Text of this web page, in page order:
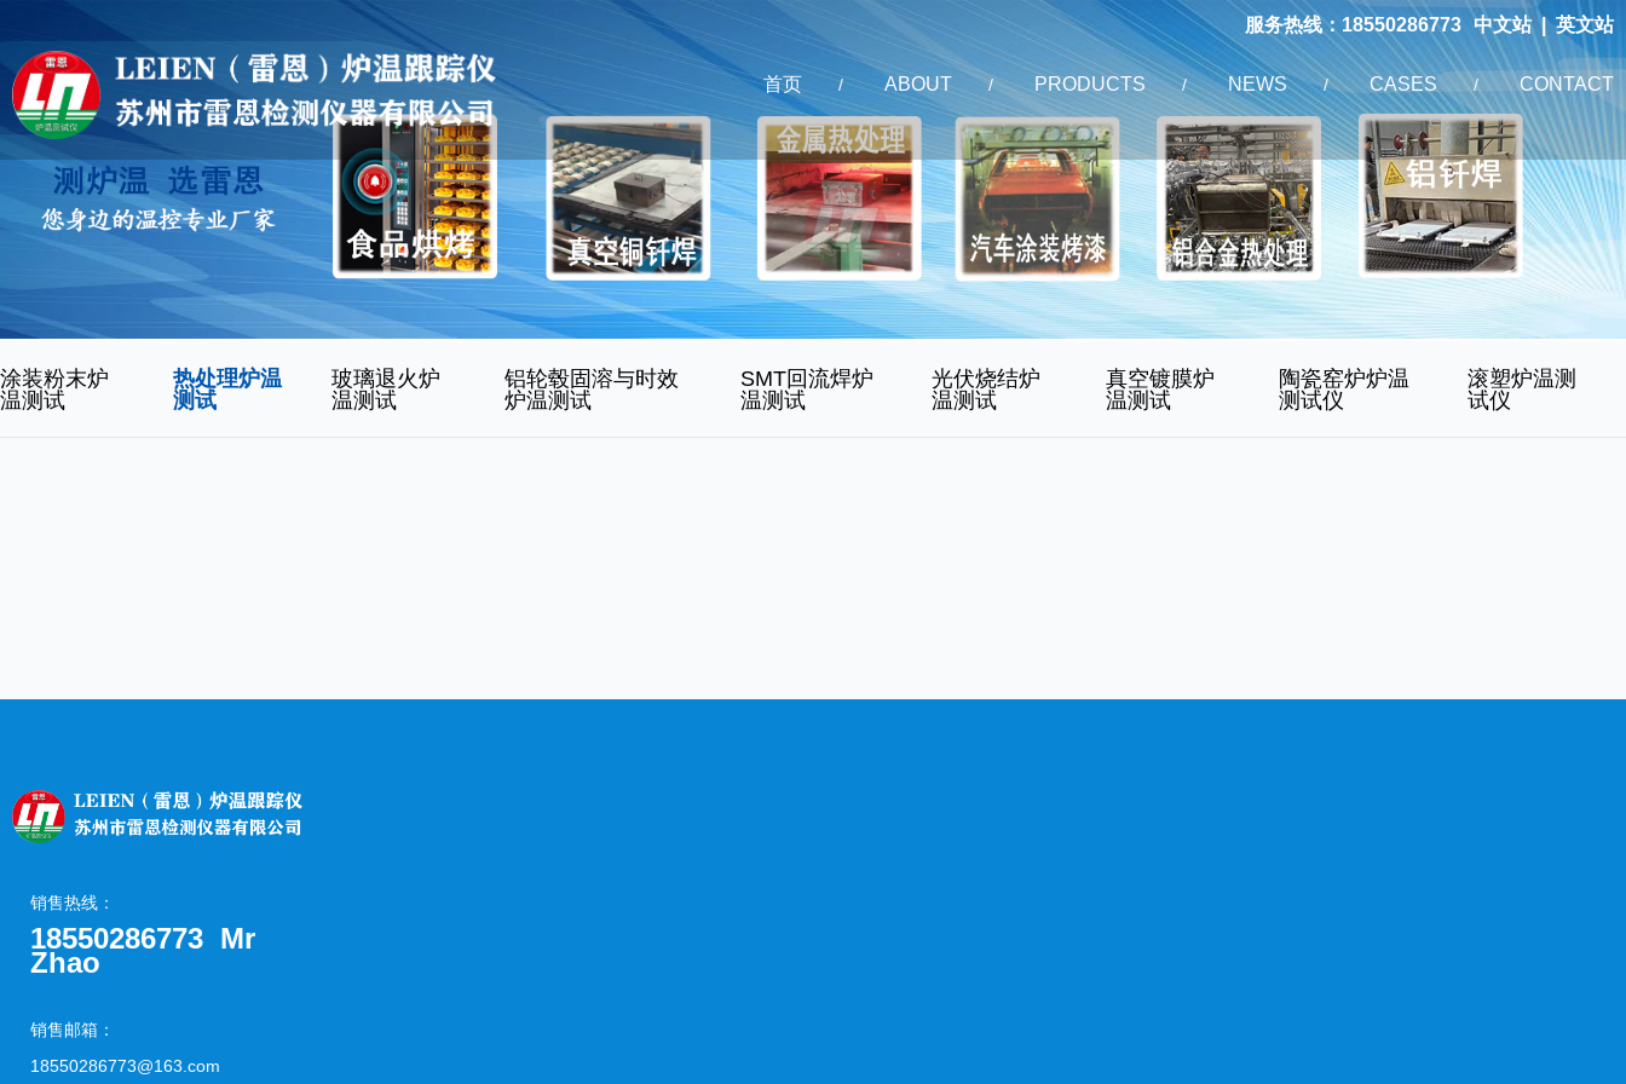
服务热线：18550286773 中文站|英文站
首页 / ABOUT / PRODUCTS / NEWS / CASES / CONTACT
涂装粉末炉
温测试
热处理炉温
测试
玻璃退火炉
温测试
铝轮毂固溶与时效
炉温测试
SMT回流焊炉
温测试
光伏烧结炉
温测试
真空镀膜炉
温测试
陶瓷窑炉炉温
测试仪
滚塑炉温测
试仪
销售热线：
18550286773 Mr
Zhao
销售邮箱：
18550286773@163.com